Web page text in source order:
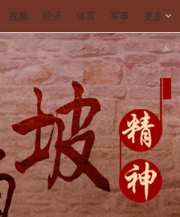
视频 经济 体育 军事 更多